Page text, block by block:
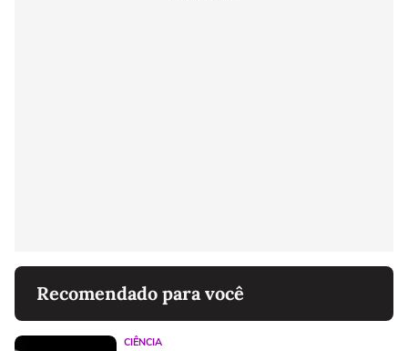
Recomendado para você
CIÊNCIA